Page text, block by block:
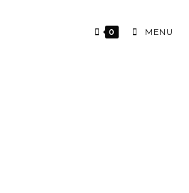
0 MENU